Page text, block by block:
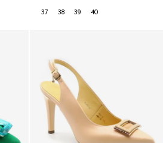
37 38 39 40